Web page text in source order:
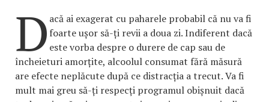
D acă ai exagerat cu paharele probabil că nu va fi
foarte ușor să-ți revii a doua zi. Indiferent dacă
este vorba despre o durere de cap sau de
încheieturi amorțite, alcoolul consumat fără măsură
are efecte neplăcute după ce distracția a trecut. Va fi
mult mai greu să-ți respecți programul obișnuit dacă